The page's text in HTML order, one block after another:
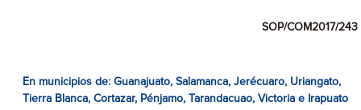
SOP/COM2017/243
En municipios de: Guanajuato, Salamanca, Jerécuaro, Uriangato,
Tierra Blanca, Cortazar, Pénjamo, Tarandacuao, Victoria e Irapuato